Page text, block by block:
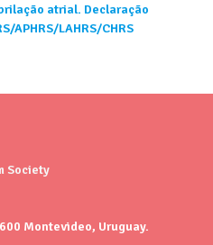
atrial. Declaração
APHRS/LAHRS/CHRS
Society
Montevideo, Uruguay.